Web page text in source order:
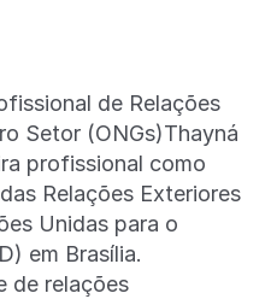
de Relações
Setor (ONGs)Thayná
profissional como
Relações Exteriores
Unidas para o
em Brasília.
de relações